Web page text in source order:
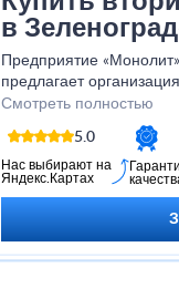
в
Предприятие
предлагает
асфальтовую крошку,
или вторичный щебень
Смотреть полностью
5.0
Нас выбирают на
Яндекс.Картах